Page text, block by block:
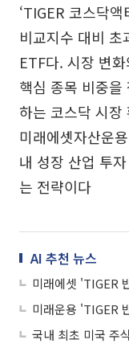
‘TIGER 코스닥
비교지수 대비
ETF다. 시장 변
핵심 종목 비중
하는 코스닥 시장
미래에셋자산운
내 성장 산업 투
는 전략이다
AI 추천 뉴스